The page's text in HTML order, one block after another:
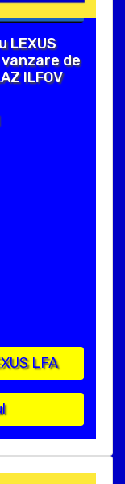
LEXUS
vanzare de
ILFOV
LFA